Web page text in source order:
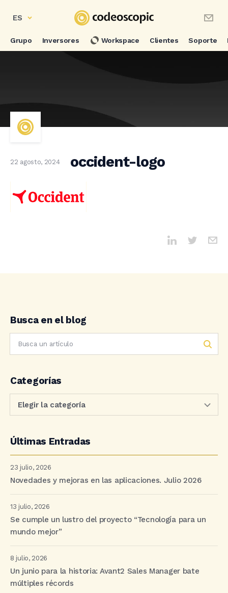
ES
Grupo Inversores Workspace Clientes Soporte
22 agosto, 2024 occident-logo
Busca en el blog
Categorías
Últimas Entradas
23 julio, 2026
Novedades y mejoras en las aplicaciones. Julio 2026
13 julio, 2026
Se cumple un lustro del proyecto “Tecnología para un
mundo mejor”
8 julio, 2026
Un junio para la historia: Avant2 Sales Manager bate
múltiples récords